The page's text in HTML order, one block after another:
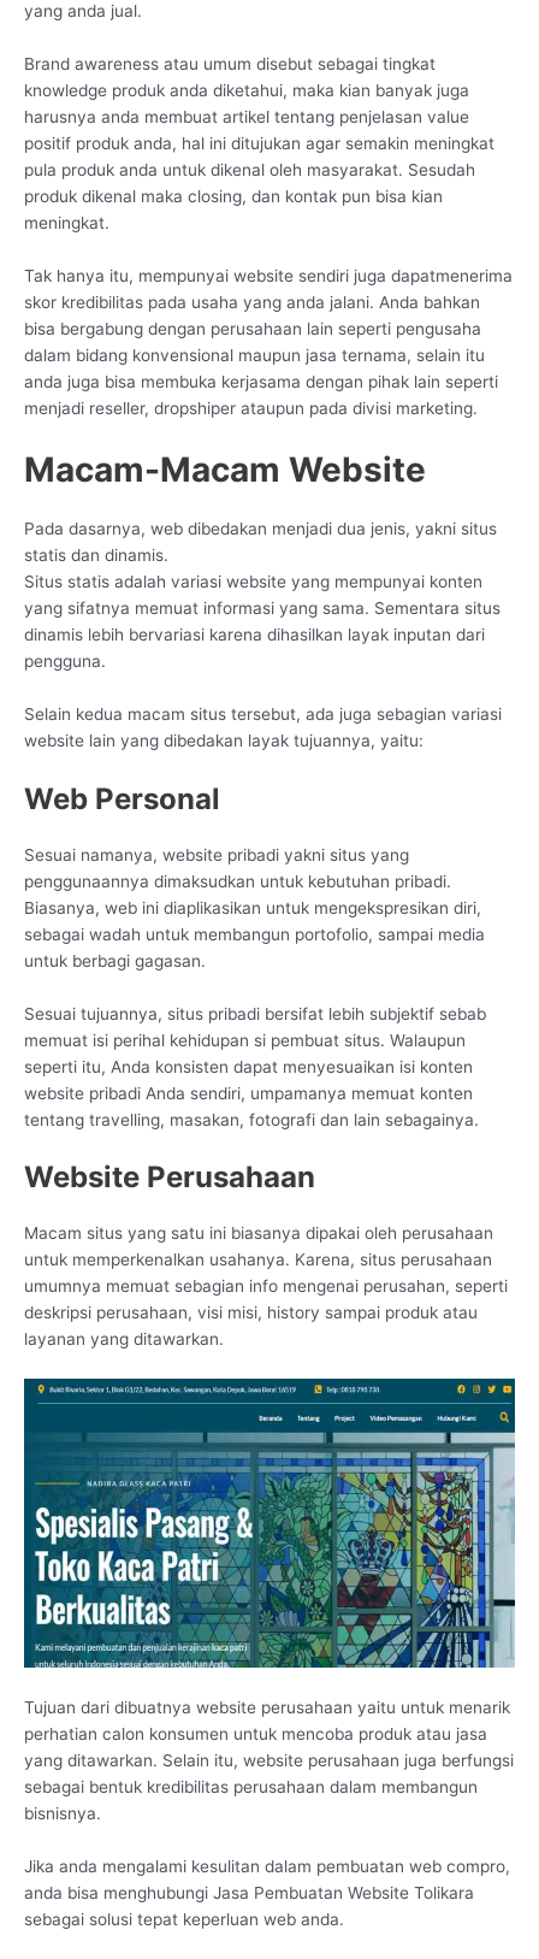
yang anda jual.
Brand awareness atau umum disebut sebagai tingkat
knowledge produk anda diketahui, maka kian banyak juga
harusnya anda membuat artikel tentang penjelasan value
positif produk anda, hal ini ditujukan agar semakin meningkat
pula produk anda untuk dikenal oleh masyarakat. Sesudah
produk dikenal maka closing, dan kontak pun bisa kian
meningkat.
Tak hanya itu, mempunyai website sendiri juga dapatmenerima
skor kredibilitas pada usaha yang anda jalani. Anda bahkan
bisa bergabung dengan perusahaan lain seperti pengusaha
dalam bidang konvensional maupun jasa ternama, selain itu
anda juga bisa membuka kerjasama dengan pihak lain seperti
menjadi reseller, dropshiper ataupun pada divisi marketing.
Macam-Macam Website
Pada dasarnya, web dibedakan menjadi dua jenis, yakni situs
statis dan dinamis.
Situs statis adalah variasi website yang mempunyai konten
yang sifatnya memuat informasi yang sama. Sementara situs
dinamis lebih bervariasi karena dihasilkan layak inputan dari
pengguna.
Selain kedua macam situs tersebut, ada juga sebagian variasi
website lain yang dibedakan layak tujuannya, yaitu:
Web Personal
Sesuai namanya, website pribadi yakni situs yang
penggunaannya dimaksudkan untuk kebutuhan pribadi.
Biasanya, web ini diaplikasikan untuk mengekspresikan diri,
sebagai wadah untuk membangun portofolio, sampai media
untuk berbagi gagasan.
Sesuai tujuannya, situs pribadi bersifat lebih subjektif sebab
memuat isi perihal kehidupan si pembuat situs. Walaupun
seperti itu, Anda konsisten dapat menyesuaikan isi konten
website pribadi Anda sendiri, umpamanya memuat konten
tentang travelling, masakan, fotografi dan lain sebagainya.
Website Perusahaan
Macam situs yang satu ini biasanya dipakai oleh perusahaan
untuk memperkenalkan usahanya. Karena, situs perusahaan
umumnya memuat sebagian info mengenai perusahan, seperti
deskripsi perusahaan, visi misi, history sampai produk atau
layanan yang ditawarkan.
Tujuan dari dibuatnya website perusahaan yaitu untuk menarik
perhatian calon konsumen untuk mencoba produk atau jasa
yang ditawarkan. Selain itu, website perusahaan juga berfungsi
sebagai bentuk kredibilitas perusahaan dalam membangun
bisnisnya.
Jika anda mengalami kesulitan dalam pembuatan web compro,
anda bisa menghubungi Jasa Pembuatan Website Tolikara
sebagai solusi tepat keperluan web anda.